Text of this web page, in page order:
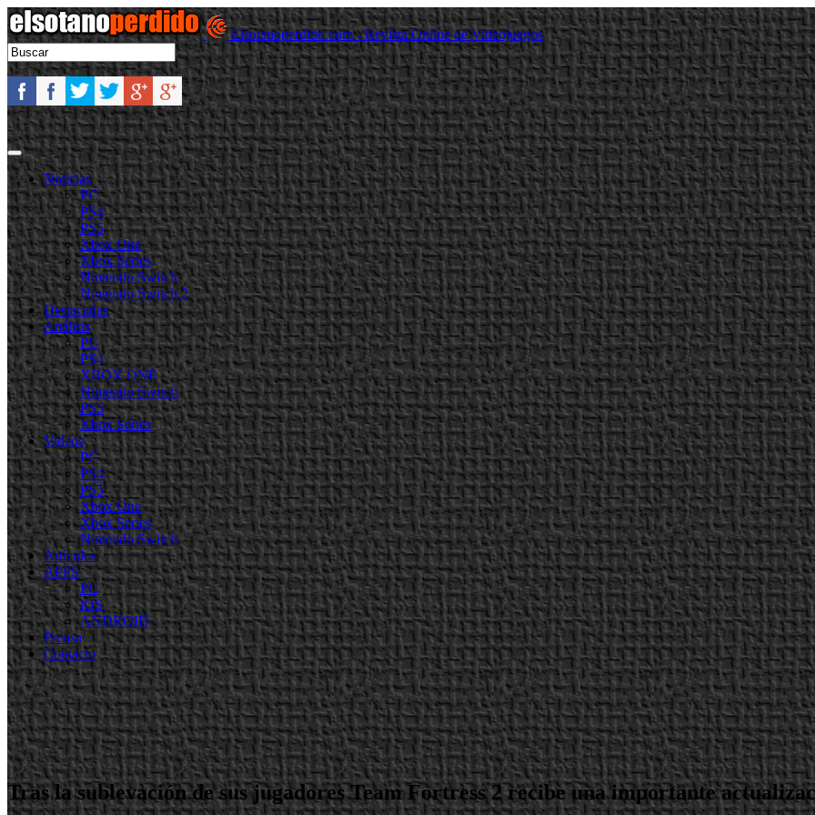
Elsotanoperdido.com - Revista Online de Videojuegos
Noticias
PC
PS4
PS5
Xbox One
Xbox Series
Nintendo Switch
Nintendo Switch 2
Destacadas
Análisis
PC
PS4
XBOX ONE
Nintendo Switch
PS5
Xbox Series
Videos
PC
PS4
PS5
Xbox One
Xbox Series
Nintendo Switch
Artículos
APPS
PC
iOS
ANDROID
Prensa
Contacto
Tras la sublevación de sus jugadores Team Fortress 2 recibe una importante